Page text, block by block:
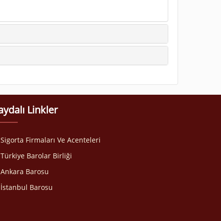
Linkler
Sigorta Firmaları Ve Acenteleri
Türkiye Barolar Birliği
Ankara Barosu
İstanbul Barosu